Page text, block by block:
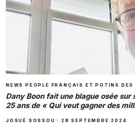
NEWS PEOPLE FRANÇAIS ET POTINS DES
Dany Boon fait une blague osée sur
25 ans de « Qui veut gagner des
JOSUÉ SOSSOU · 28 SEPTEMBRE 2024